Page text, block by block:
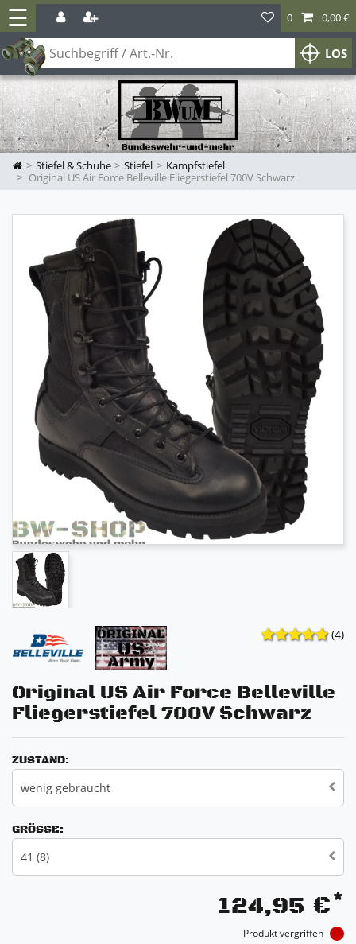
☰
LOS
0 0,00 €
Stiefel & Schuhe Stiefel
Kampfstiefel
Original US Air Force Belleville Fliegerstiefel 700V Schwarz
(4)
Original US Air Force Belleville
Fliegerstiefel 700V Schwarz
ZUSTAND:
wenig gebraucht
GRÖSSE:
41 (8)
124,95 €*
Produkt vergriffen